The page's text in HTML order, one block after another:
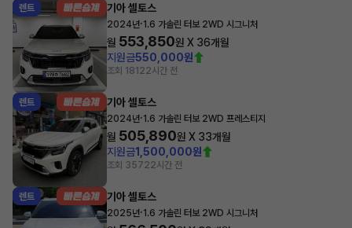
렌트 기아 셀토스
2024년·1.6 가솔린 터보 2WD 시그니처
월 553,850원 X 36개월
지원금550,000원
조회 18122시간 전
렌트 기아 셀토스
2024년·1.6 가솔린 터보 2WD 프레스티지
월 505,890원 X 33개월
지원금1,500,000원
조회 35722시간 전
렌트 기아 셀토스
2025년·1.6 가솔린 터보 2WD 시그니처